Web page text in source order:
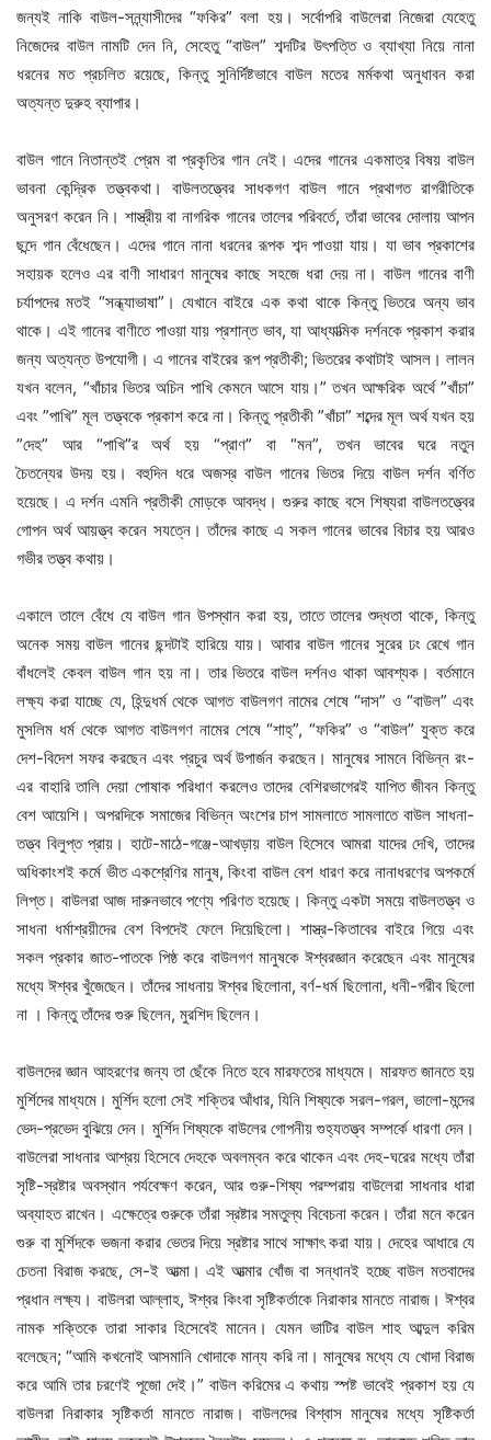
জন্যই নাকি বাউল-সন্ন্যাসীদের “ফকির” বলা হয়। সর্বোপরি বাউলেরা নিজেরা যেহেতু
নিজেদের বাউল নামটি দেন নি, সেহেতু “বাউল” শব্দটির উৎপত্তি ও ব্যাখ্যা নিয়ে নানা
ধরনের মত প্রচলিত রয়েছে, কিন্তু সুনির্দিষ্টভাবে বাউল মতের মর্মকথা অনুধাবন করা
অত্যন্ত দুরুহ ব্যাপার।
বাউল গানে নিতান্তই প্রেম বা প্রকৃতির গান নেই। এদের গানের একমাত্র বিষয় বাউল
ভাবনা কেন্দ্রিক তত্ত্বকথা। বাউলতত্ত্বের সাধকগণ বাউল গানে প্রথাগত রাগরীতিকে
অনুসরণ করেন নি। শাস্ত্রীয় বা নাগরিক গানের তালের পরিবর্তে, তাঁরা ভাবের দোলায় আপন
ছন্দে গান বেঁধেছেন। এদের গানে নানা ধরনের রূপক শব্দ পাওয়া যায়। যা ভাব প্রকাশের
সহায়ক হলেও এর বাণী সাধারণ মানুষের কাছে সহজে ধরা দেয় না। বাউল গানের বাণী
চর্যাপদের মতই “সন্ধ্যাভাষা”। যেখানে বাইরে এক কথা থাকে কিন্তু ভিতরে অন্য ভাব
থাকে। এই গানের বাণীতে পাওয়া যায় প্রশান্ত ভাব, যা আধ্যাত্মিক দর্শনকে প্রকাশ করার
জন্য অত্যন্ত উপযোগী। এ গানের বাইরের রূপ প্রতীকী; ভিতরের কথাটাই আসল। লালন
যখন বলেন, “খাঁচার ভিতর অচিন পাখি কেমনে আসে যায়।” তখন আক্ষরিক অর্থে ”খাঁচা”
এবং ”পাখি” মূল তত্ত্বকে প্রকাশ করে না। কিন্তু প্রতীকী ”খাঁচা” শব্দের মূল অর্থ যখন হয়
”দেহ” আর “পাখি”র অর্থ হয় “প্রাণ” বা “মন”, তখন ভাবের ঘরে নতুন
চৈতন্যের উদয় হয়। বহুদিন ধরে অজস্র বাউল গানের ভিতর দিয়ে বাউল দর্শন বর্ণিত
হয়েছে। এ দর্শন এমনি প্রতীকী মোড়কে আবদ্ধ। গুরুর কাছে বসে শিষ্যরা বাউলতত্ত্বের
গোপন অর্থ আয়ত্ত্ব করেন সযত্নে। তাঁদের কাছে এ সকল গানের ভাবের বিচার হয় আরও
গভীর তত্ত্ব কথায়।
একালে তালে বেঁধে যে বাউল গান উপস্থান করা হয়, তাতে তালের শুদ্ধতা থাকে, কিন্তু
অনেক সময় বাউল গানের ছন্দটাই হারিয়ে যায়। আবার বাউল গানের সুরের ঢং রেখে গান
বাঁধলেই কেবল বাউল গান হয় না। তার ভিতরে বাউল দর্শনও থাকা আবশ্যক। বর্তমানে
লক্ষ্য করা যাচ্ছে যে, হিন্দুধর্ম থেকে আগত বাউলগণ নামের শেষে “দাস” ও “বাউল” এবং
মুসলিম ধর্ম থেকে আগত বাউলগণ নামের শেষে “শাহ্”, “ফকির” ও “বাউল” যুক্ত করে
দেশ-বিদেশ সফর করছেন এবং প্রচুর অর্থ উপার্জন করছেন। মানুষের সামনে বিভিন্ন রং-
এর বাহারি তালি দেয়া পোষাক পরিধাণ করলেও তাদের বেশিরভাগেরই যাপিত জীবন কিন্তু
বেশ আয়েশি। অপরদিকে সমাজের বিভিন্ন অংশের চাপ সামলাতে সামলাতে বাউল সাধনা-
তত্ত্ব বিলুপ্ত প্রায়। হাটে-মাঠে-গঞ্জে-আখড়ায় বাউল হিসেবে আমরা যাদের দেখি, তাদের
অধিকাংশই কর্মে ভীত একশ্রেণির মানুষ, কিংবা বাউল বেশ ধারণ করে নানাধরণের অপকর্মে
লিপ্ত। বাউলরা আজ দারুনভাবে পণ্যে পরিণত হয়েছে। কিন্তু একটা সময়ে বাউলতত্ত্ব ও
সাধনা ধর্মাশ্রয়ীদের বেশ বিপদেই ফেলে দিয়েছিলো। শাস্ত্র-কিতাবের বাইরে গিয়ে এবং
সকল প্রকার জাত-পাতকে পিষ্ঠ করে বাউলগণ মানুষকে ঈশ্বরজ্ঞান করেছেন এবং মানুষের
মধ্যে ঈশ্বর খুঁজেছেন। তাঁদের সাধনায় ঈশ্বর ছিলোনা, বর্ণ-ধর্ম ছিলোনা, ধনী-গরীব ছিলো
না । কিন্তু তাঁদের গুরু ছিলেন, মুরশিদ ছিলেন।
বাউলদের জ্ঞান আহরণের জন্য তা ছেঁকে নিতে হবে মারফতের মাধ্যমে। মারফত জানতে হয়
মুর্শিদের মাধ্যমে। মুর্শিদ হলো সেই শক্তির আঁধার, যিনি শিষ্যকে সরল-গরল, ভালো-মন্দের
ভেদ-প্রভেদ বুঝিয়ে দেন। মুর্শিদ শিষ্যকে বাউলের গোপনীয় গুহ্যতত্ত্ব সম্পর্কে ধারণা দেন।
বাউলেরা সাধনার আশ্রয় হিসেবে দেহকে অবলম্বন করে থাকেন এবং দেহ-ঘরের মধ্যে তাঁরা
সৃষ্টি-স্রষ্টার অবস্থান পর্যবেক্ষণ করেন, আর গুরু-শিষ্য পরম্পরায় বাউলেরা সাধনার ধারা
অব্যাহত রাখেন। এক্ষেত্রে গুরুকে তাঁরা স্রষ্টার সমতুল্য বিবেচনা করেন। তাঁরা মনে করেন
গুরু বা মুর্শিদকে ভজনা করার ভেতর দিয়ে স্রষ্টার সাথে সাক্ষাৎ করা যায়। দেহের আধারে যে
চেতনা বিরাজ করছে, সে-ই আত্মা। এই আত্মার খোঁজ বা সন্ধানই হচ্ছে বাউল মতবাদের
প্রধান লক্ষ্য। বাউলরা আল্লাহ, ঈশ্বর কিংবা সৃষ্টিকর্তাকে নিরাকার মানতে নারাজ। ঈশ্বর
নামক শক্তিকে তারা সাকার হিসেবেই মানেন। যেমন ভাটির বাউল শাহ আব্দুল করিম
বলেছেন; “আমি কখনোই আসমানি খোদাকে মান্য করি না। মানুষের মধ্যে যে খোদা বিরাজ
করে আমি তার চরণেই পূজো দেই।” বাউল করিমের এ কথায় স্পষ্ট ভাবেই প্রকাশ হয় যে
বাউলরা নিরাকার সৃষ্টিকর্তা মানতে নারাজ। বাউলদের বিশ্বাস মানুষের মধ্যে সৃষ্টিকর্তা